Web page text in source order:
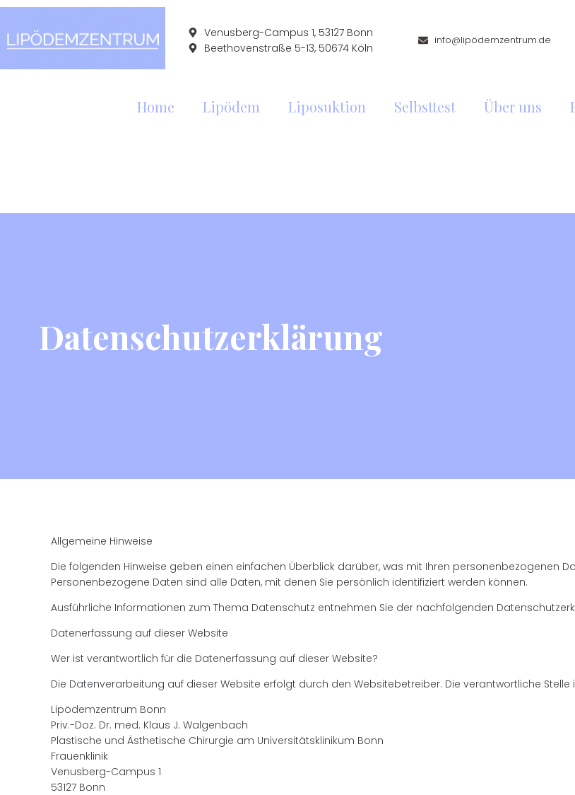
Venusberg-Campus 1, 53127 Bonn
Beethovenstraße 5-13, 50674 Köln
info@lipödemzentrum.de
Home Lipödem Liposuktion Selbsttest Über uns
Datenschutzerklärung
Allgemeine Hinweise
Die folgenden Hinweise geben einen einfachen Überblick darüber, was mit Ihren personenbezogenen
Personenbezogene Daten sind alle Daten, mit denen Sie persönlich identifiziert werden können.
Ausführliche Informationen zum Thema Datenschutz entnehmen Sie der nachfolgenden
Datenerfassung auf dieser Website
Wer ist verantwortlich für die Datenerfassung auf dieser Website?
Die Datenverarbeitung auf dieser Website erfolgt durch den Websitebetreiber. Die verantwortliche Stelle
Lipödemzentrum Bonn
Priv.-Doz. Dr. med. Klaus J. Walgenbach
Plastische und Ästhetische Chirurgie am Universitätsklinikum Bonn
Frauenklinik
Venusberg-Campus 1
53127 Bonn